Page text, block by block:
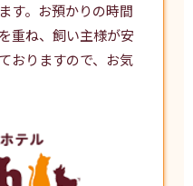
す。お預かりの時間
重ね、飼い主様が安
おりますので、お気